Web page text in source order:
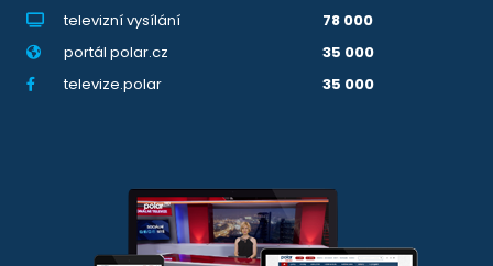
televizní vysílání
78 000
portál polar.cz
35 000
televize.polar
35 000